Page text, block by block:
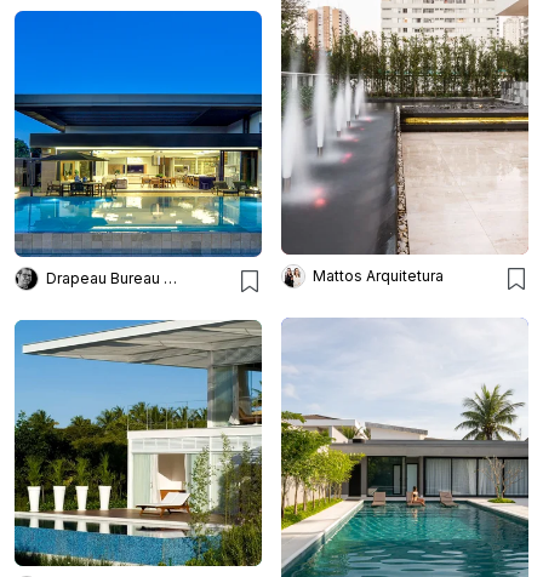
Mattos Arquitetura
Drapeau Bureau de Imagens